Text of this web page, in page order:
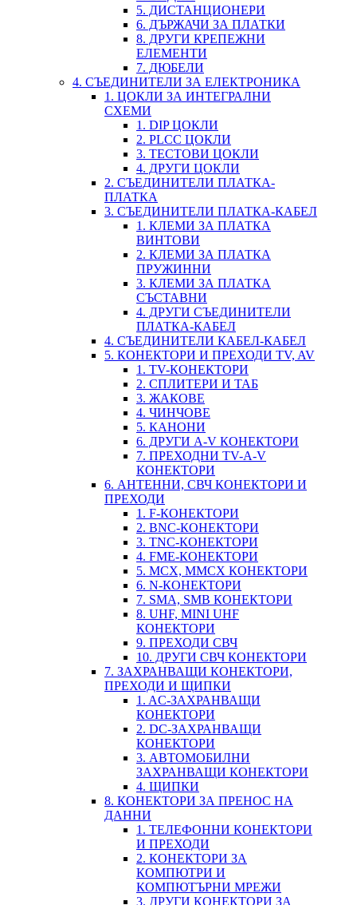
5. ДИСТАНЦИОНЕРИ
6. ДЪРЖАЧИ ЗА ПЛАТКИ
8. ДРУГИ КРЕПЕЖНИ
ЕЛЕМЕНТИ
7. ДЮБЕЛИ
4. СЪЕДИНИТЕЛИ ЗА ЕЛЕКТРОНИКА
1. ЦОКЛИ ЗА ИНТЕГРАЛНИ
СХЕМИ
1. DIP ЦОКЛИ
2. PLCC ЦОКЛИ
3. ТЕСТОВИ ЦОКЛИ
4. ДРУГИ ЦОКЛИ
2. СЪЕДИНИТЕЛИ ПЛАТКА-
ПЛАТКА
3. СЪЕДИНИТЕЛИ ПЛАТКА-КАБЕЛ
1. КЛЕМИ ЗА ПЛАТКА
ВИНТОВИ
2. КЛЕМИ ЗА ПЛАТКА
ПРУЖИННИ
3. КЛЕМИ ЗА ПЛАТКА
СЪСТАВНИ
4. ДРУГИ СЪЕДИНИТЕЛИ
ПЛАТКА-КАБЕЛ
4. СЪЕДИНИТЕЛИ КАБЕЛ-КАБЕЛ
5. КОНЕКТОРИ И ПРЕХОДИ TV, AV
1. TV-КОНЕКТОРИ
2. СПЛИТЕРИ И ТАБ
3. ЖАКОВЕ
4. ЧИНЧОВЕ
5. КАНОНИ
6. ДРУГИ A-V КОНЕКТОРИ
7. ПРЕХОДНИ TV-A-V
КОНЕКТОРИ
6. АНТЕННИ, СВЧ КОНЕКТОРИ И
ПРЕХОДИ
1. F-КОНЕКТОРИ
2. BNC-КОНЕКТОРИ
3. TNC-КОНЕКТОРИ
4. FME-КОНЕКТОРИ
5. MCX, MMCX КОНЕКТОРИ
6. N-КОНЕКТОРИ
7. SMA, SMB КОНЕКТОРИ
8. UHF, MINI UHF
КОНЕКТОРИ
9. ПРЕХОДИ СВЧ
10. ДРУГИ СВЧ КОНЕКТОРИ
7. ЗАХРАНВАЩИ КОНЕКТОРИ,
ПРЕХОДИ И ЩИПКИ
1. AC-ЗАХРАНВАЩИ
КОНЕКТОРИ
2. DC-ЗАХРАНВАЩИ
КОНЕКТОРИ
3. АВТОМОБИЛНИ
ЗАХРАНВАЩИ КОНЕКТОРИ
4. ЩИПКИ
8. КОНЕКТОРИ ЗА ПРЕНОС НА
ДАННИ
1. ТЕЛЕФОННИ КОНЕКТОРИ
И ПРЕХОДИ
2. КОНЕКТОРИ ЗА
КОМПЮТРИ И
КОМПЮТЪРНИ МРЕЖИ
3. ДРУГИ КОНЕКТОРИ ЗА